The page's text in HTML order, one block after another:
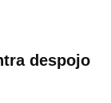
despojo